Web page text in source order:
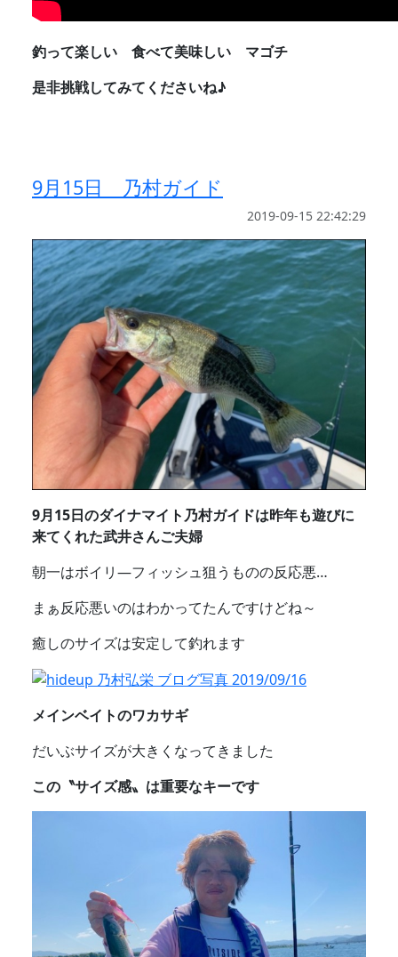
釣って楽しい 食べて美味しい マゴチ
是非挑戦してみてくださいね♪
9月15日 乃村ガイド
2019-09-15 22:42:29
9月15日のダイナマイト乃村ガイドは昨年も遊びに
来てくれた武井さんご夫婦
朝一はボイリ―フィッシュ狙うものの反応悪…
まぁ反応悪いのはわかってたんですけどね～
癒しのサイズは安定して釣れます
メインベイトのワカサギ
だいぶサイズが大きくなってきました
この〝サイズ感〟は重要なキーです